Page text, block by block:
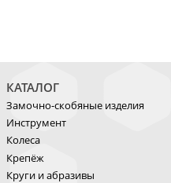
КАТАЛОГ
Замочно-скобяные изделия
Инструмент
Колеса
Крепёж
Круги и абразивы